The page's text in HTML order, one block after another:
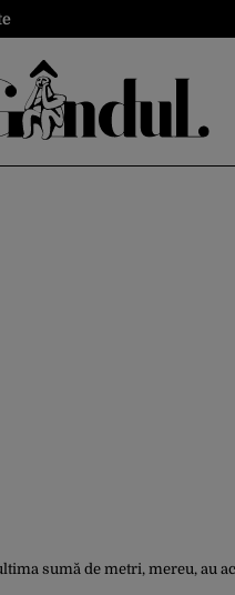
sumă de metri, mereu, au